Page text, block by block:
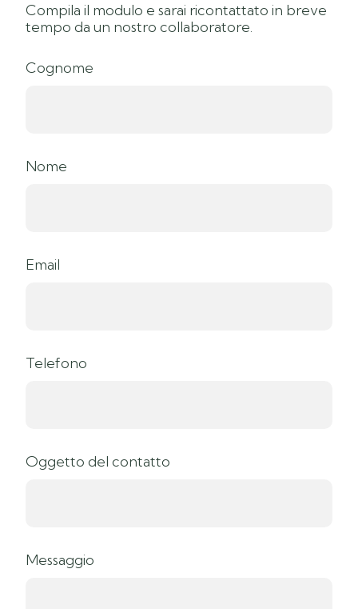
Compila il modulo e sarai ricontattato in breve
tempo da un nostro collaboratore.
Cognome
Nome
Email
Telefono
Oggetto del contatto
Messaggio